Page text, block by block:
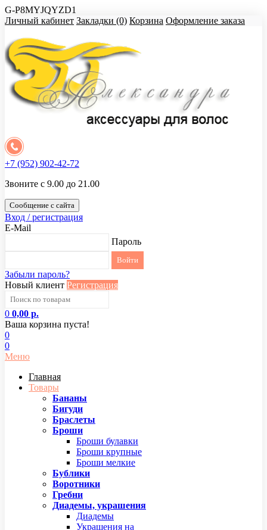
G-P8MYJQYZD1
Личный кабинет Закладки (0) Корзина Оформление заказа
+7 (952) 902-42-72
Звоните с 9.00 до 21.00
Сообщение с сайта
Вход / регистрация
E-Mail
Пароль
Забыли пароль?
Новый клиент Регистрация
0 0,00 р.
Ваша корзина пуста!
0
0
Меню
Главная
Товары
Бананы
Бигуди
Браслеты
Броши
Броши булавки
Броши крупные
Броши мелкие
Бублики
Воротники
Гребни
Диадемы, украшения
Диадемы
Украшения на